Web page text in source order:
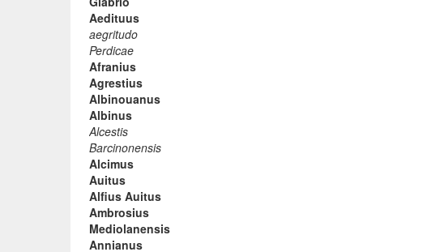
Aedituus
aegritudo
Perdicae
Afranius
Agrestius
Albinouanus
Albinus
Alcestis
Barcinonensis
Alcimus
Auitus
Alfius Auitus
Ambrosius
Mediolanensis
Annianus